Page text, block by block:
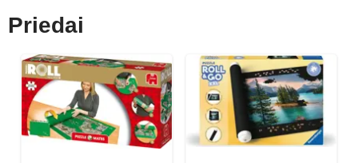
Priedai